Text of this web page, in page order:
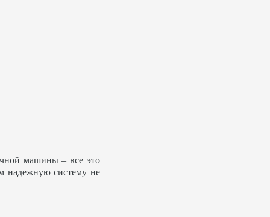
машины – все это
надежную систему не